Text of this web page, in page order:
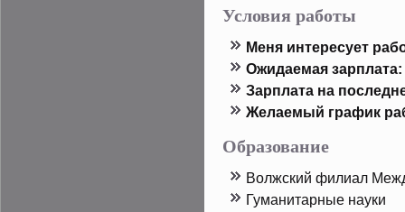
Условия работы
Меня интересует
Ожидаемая зарплата:
Зарплата на
Желаемый график
Образование
Волжский филиал
Гуманитарные науки